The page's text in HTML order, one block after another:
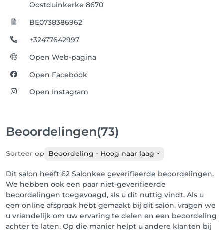
Oostduinkerke 8670
BE0738386962
+32477642997
Open Web-pagina
Open Facebook
Open Instagram
Beoordelingen(73)
Sorteer op Beoordeling - Hoog naar laag
Dit salon heeft 62 Salonkee geverifieerde beoordelingen.
We hebben ook een paar niet-geverifieerde
beoordelingen toegevoegd, als u dit nuttig vindt. Als u
een online afspraak hebt gemaakt bij dit salon, vragen we
u vriendelijk om uw ervaring te delen en een beoordeling
achter te laten. Op die manier helpt u andere klanten bij